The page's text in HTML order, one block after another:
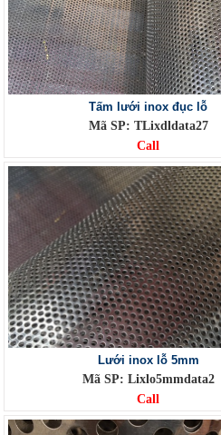
Tấm lưới inox đục lỗ
Mã SP: TLixdldata27
Call
Lưới inox lỗ 5mm
Mã SP: Lixlo5mmdata2
Call